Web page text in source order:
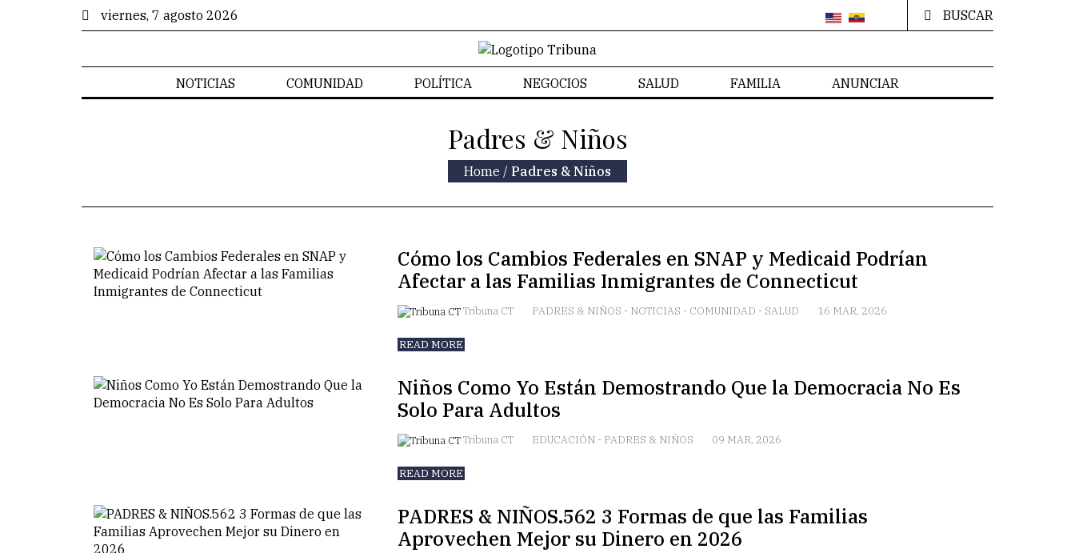
viernes, 7 agosto 2026 BUSCAR
NOTICIAS COMUNIDAD POLÍTICA NEGOCIOS SALUD FAMILIA
ANUNCIAR
Padres & Niños
Home / Padres & Niños
Cómo los Cambios Federales en SNAP y Medicaid Podrían
Afectar a las Familias Inmigrantes de Connecticut
Tribuna CT PADRES & NIÑOS - NOTICIAS - COMUNIDAD - SALUD 16 MAR, 2026
READ MORE
Niños Como Yo Están Demostrando Que la Democracia No Es
Solo Para Adultos
Tribuna CT EDUCACIÓN - PADRES & NIÑOS 09 MAR, 2026
READ MORE
PADRES & NIÑOS.562 3 Formas de que las Familias
Aprovechen Mejor su Dinero en 2026